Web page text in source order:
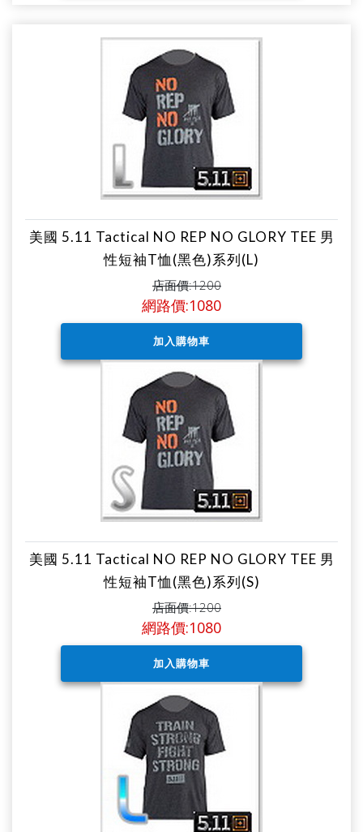
美國 5.11 Tactical NO REP NO GLORY TEE 男
性短袖T恤(黑色)系列(L)
店面價:1200
網路價:1080
美國 5.11 Tactical NO REP NO GLORY TEE 男
性短袖T恤(黑色)系列(S)
店面價:1200
網路價:1080